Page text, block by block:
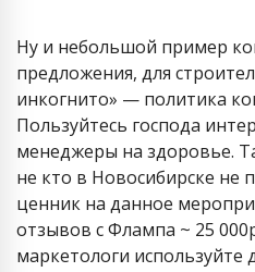
Ну и небольшой пример
предложения, для
инкогнито» — политика
Пользуйтесь господа
менеджеры на здоровье.
не кто в Новосибирске не
ценник на данное
отзывов с Флампа ~ 25
маркетологи